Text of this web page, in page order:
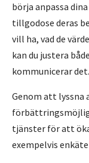
börja anpassa
tillgodose deras
vill ha, vad de
kan du justera
kommunicerar det.
Genom att lyssna
tjänster för att
exempelvis